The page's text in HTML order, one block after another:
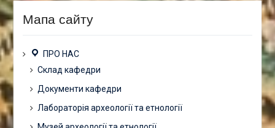
Мапа сайту
ПРО НАС
Склад кафедри
Документи кафедри
Лабораторія археології та етнології